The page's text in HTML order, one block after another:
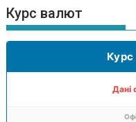
Курс валют
Дані